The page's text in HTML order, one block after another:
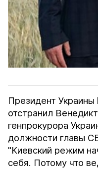
Президент Украины
отстранил
генпрокурора
должности главы
"Киевский режим
себя. Потому что